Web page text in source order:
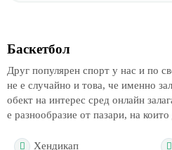
Баскетбол
Друг популярен спорт у нас и по
не е случайно и това, че именно
обект на интерес сред онлайн
е разнообразие от пазари, на
Хендикап